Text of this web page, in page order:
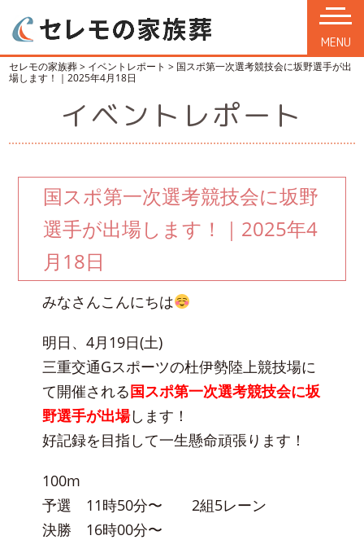
MENU
セレモの家族葬> イベントレポート > 国スポ第一次選考競技会に坂野選手が出
場します！｜2025年4月18日
イベントレポート
国スポ第一次選考競技会に坂野
選手が出場します！｜2025年4
月18日
みなさんこんにちは
明日、4月19日(土)
三重交通Gスポーツの杜伊勢陸上競技場に
て開催される国スポ第一次選考競技会に坂
野選手が出場します！
好記録を目指して一生懸命頑張ります！
100m
予選 11時50分〜 2組5レーン
決勝 16時00分〜